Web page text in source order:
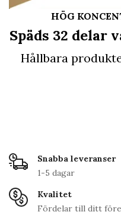
HÖG
Späds 32 delar
Hållbara
Snabba leveranser
1-5 dagar
Kvalitet
Fördelar till ditt